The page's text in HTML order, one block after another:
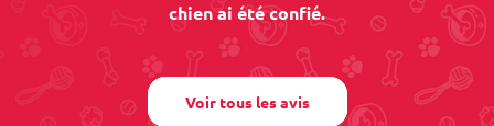
chien ai été confié.
Voir tous les avis